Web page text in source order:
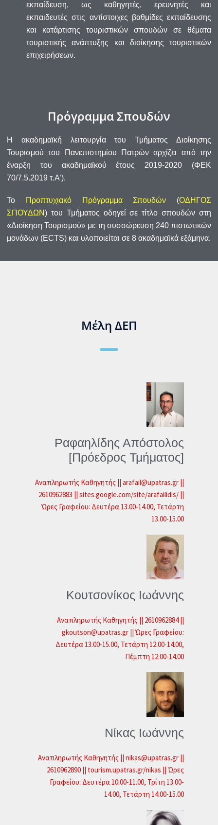
εκπαίδευση, ως καθηγητές, ερευνητές και
εκπαιδευτές στις αντίστοιχες βαθμίδες εκπαίδευσης
και κατάρτισης τουριστικών σπουδών σε θέματα
τουριστικής ανάπτυξης και διοίκησης τουριστικών
επιχειρήσεων.
Πρόγραμμα Σπουδών
Η ακαδημαϊκή λειτουργία του Τμήματος Διοίκησης
Τουρισμού του Πανεπιστημίου Πατρών αρχίζει από την
έναρξη του ακαδημαϊκού έτους 2019-2020 (ΦΕΚ
70/7.5.2019 τ.Α’).
Το Προπτυχιακό Πρόγραμμα Σπουδών (ΟΔΗΓΟΣ
ΣΠΟΥΔΩΝ) του Τμήματος οδηγεί σε τίτλο σπουδών στη
«Διοίκηση Τουρισμού» με τη συσσώρευση 240 πιστωτικών
μονάδων (ECTS) και υλοποιείται σε 8 ακαδημαϊκά εξάμηνα.
Μέλη ΔΕΠ
Ραφαηλίδης Απόστολος
[Πρόεδρος Τμήματος]
Αναπληρωτής Καθηγητής || arafail@upatras.gr ||
2610962883 || sites.google.com/site/arafailidis/ ||
Ώρες Γραφείου: Δευτέρα 13.00-14.00, Τετάρτη
13.00-15.00
Κουτσονίκος Ιωάννης
Αναπληρωτής Καθηγητής || 2610962884 ||
gkoutson@upatras.gr || Ώρες Γραφείου:
Δευτέρα 13.00-15.00, Τετάρτη 12.00-14.00,
Πέμπτη 12.00-14.00
Νίκας Ιωάννης
Αναπληρωτής Καθηγητής || nikas@upatras.gr ||
2610962890 || tourism.upatras.gr/nikas || Ώρες
Γραφείου: Δευτέρα 10.00-11.00, Τρίτη 13.00-
14.00, Τετάρτη 14.00-15.00